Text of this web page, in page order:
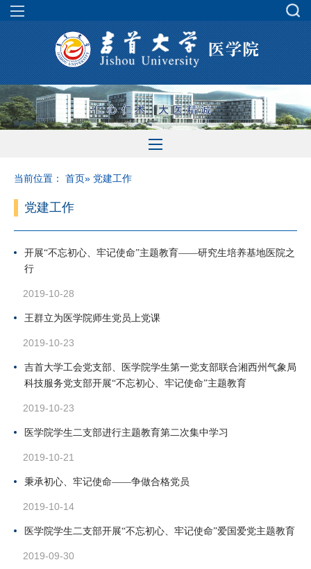
当前位置： 首页» 党建工作
党建工作
开展“不忘初心、牢记使命”主题教育——研究生培养基地医院之
行
2019-10-28
王群立为医学院师生党员上党课
2019-10-23
吉首大学工会党支部、医学院学生第一党支部联合湘西州气象局
科技服务党支部开展“不忘初心、牢记使命”主题教育
2019-10-23
医学院学生二支部进行主题教育第二次集中学习
2019-10-21
秉承初心、牢记使命——争做合格党员
2019-10-14
医学院学生二支部开展“不忘初心、牢记使命”爱国爱党主题教育
2019-09-30